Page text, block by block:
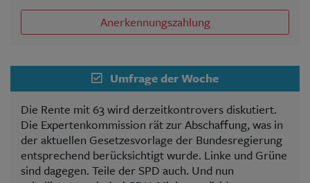
Anerkennungszahlung
Umfrage der Woche
Die Rente mit 63 wird derzeitkontrovers diskutiert.
Die Expertenkommission rät zur Abschaffung, was in
der aktuellen Gesetzesvorlage der Bundesregierung
entsprechend berücksichtigt wurde. Linke und Grüne
sind dagegen. Teile der SPD auch. Und nun